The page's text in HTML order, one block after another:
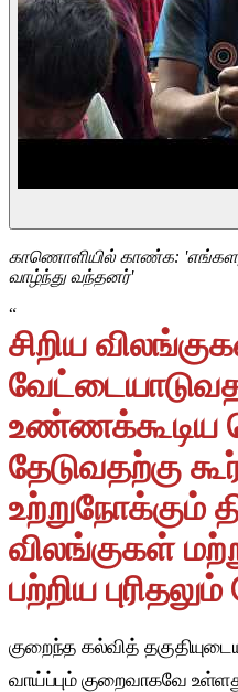
காணொளியில் காண்க:
வாழ்ந்து வந்தனர்'
“
சிறிய
உண்ணக்கூடிய
தேடுவதற்கு
உற்றுநோக்கும்
விலங்குகள்
பற்றிய
குறைந்த கல்வித்
வாய்ப்பும் குறைவாகவே